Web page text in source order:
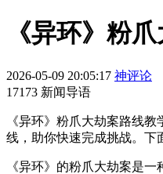
《异环》粉
2026-05-09 20:05:17 神评论
17173 新闻导语
《异环》粉爪大劫案路线
线，助你快速完成挑战。下
《异环》的粉爪大劫案是